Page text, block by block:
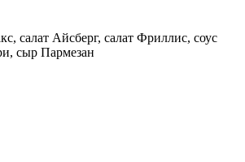
салат Айсберг, салат Фриллис, соус
сыр Пармезан